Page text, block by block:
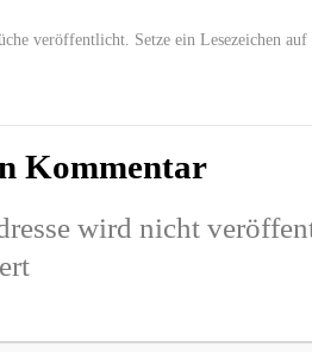
veröffentlicht. Setze ein Lesezeichen
Kommentar
wird nicht